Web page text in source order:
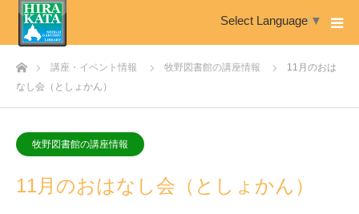
Select Language ▼
ホーム講座・イベント情報 牧野図書館の講座情報
11月のおは
なし会（としょかん）
牧野図書館の講座情報
11月のおはなし会（としょかん）